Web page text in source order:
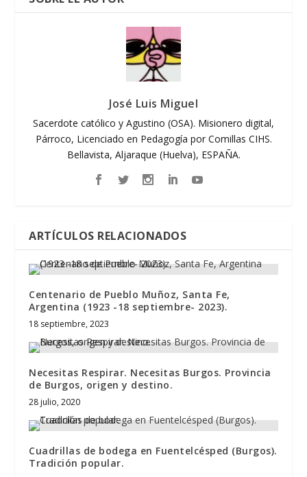
José Luis Miguel
Sacerdote católico y Agustino (OSA). Misionero digital,
Párroco, Licenciado en Pedagogía por Comillas CIHS.
Bellavista, Aljaraque (Huelva), ESPAÑA.
ARTÍCULOS RELACIONADOS
Centenario de Pueblo Muñoz, Santa Fe,
Argentina (1923 -18 septiembre- 2023).
18 septiembre, 2023
Necesitas Respirar. Necesitas Burgos. Provincia
de Burgos, origen y destino.
28 julio, 2020
Cuadrillas de bodega en Fuentelcésped (Burgos).
Tradición popular.